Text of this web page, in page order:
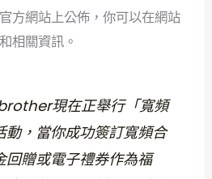
方網站上公佈，你可以在網站
相關資訊。
現在正舉行「寬頻
動，當你成功簽訂寬頻合
回贈或電子禮券作為福